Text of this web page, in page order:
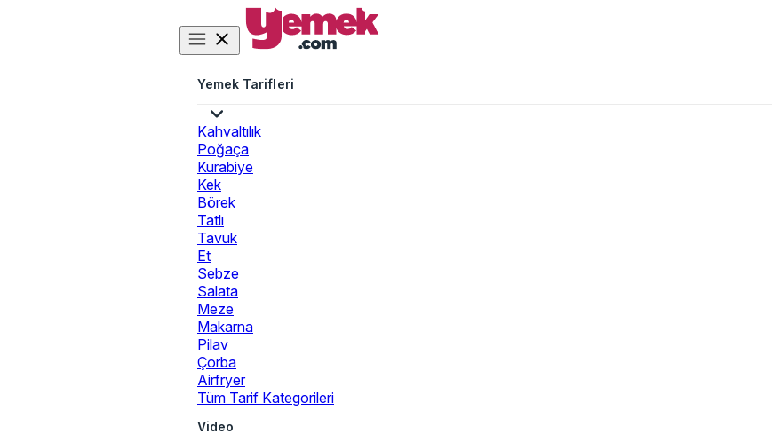
Yemek Tarifleri
Kahvaltılık
Poğaça
Kurabiye
Kek
Börek
Tatlı
Tavuk
Et
Sebze
Salata
Meze
Makarna
Pilav
Çorba
Airfryer
Tüm Tarif Kategorileri
Video